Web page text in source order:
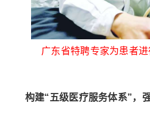
广东省特聘专家为患者
构建“五级医疗服务体系”，